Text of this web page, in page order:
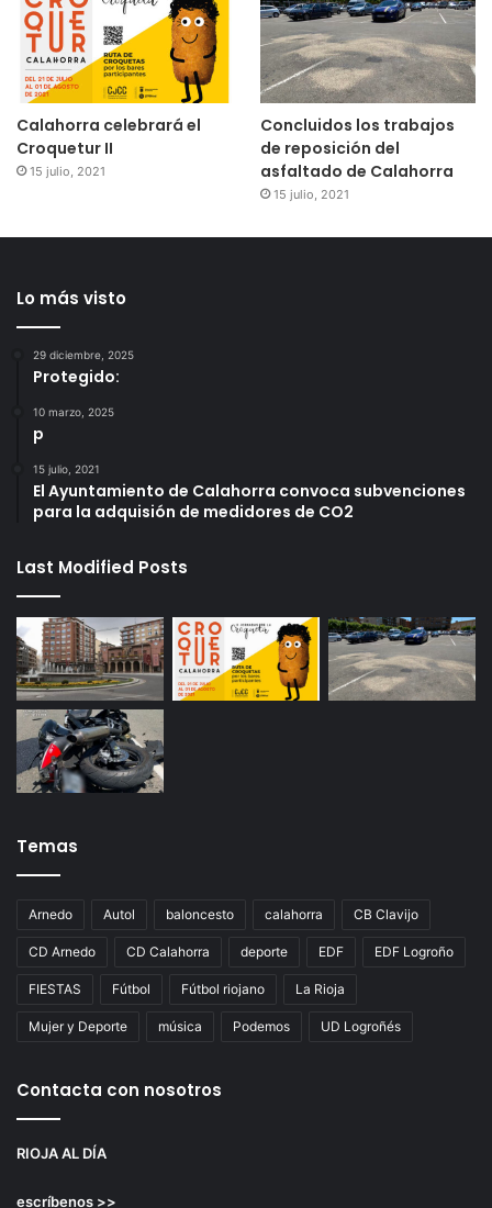
Calahorra celebrará el
Croquetur II
15 julio, 2021
Concluidos los trabajos
de reposición del
asfaltado de Calahorra
15 julio, 2021
Lo más visto
29 diciembre, 2025
Protegido:
10 marzo, 2025
p
15 julio, 2021
El Ayuntamiento de Calahorra convoca subvenciones
para la adquisión de medidores de CO2
Last Modified Posts
Temas
Arnedo Autol baloncesto calahorra CB Clavijo
CD Arnedo CD Calahorra deporte EDF EDF Logroño
FIESTAS Fútbol Fútbol riojano La Rioja
Mujer y Deporte música Podemos UD Logroñés
Contacta con nosotros
RIOJA AL DÍA
escríbenos >>